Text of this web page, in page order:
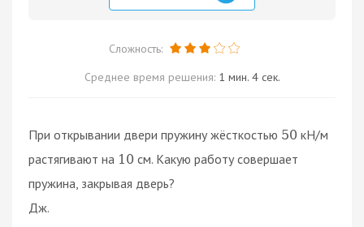
Сложность:
Среднее время решения: 1 мин. 4 сек.
При открывании двери пружину жёсткостью 50 кН/м
растягивают на 10 см. Какую работу совершает
пружина, закрывая дверь?
Дж.